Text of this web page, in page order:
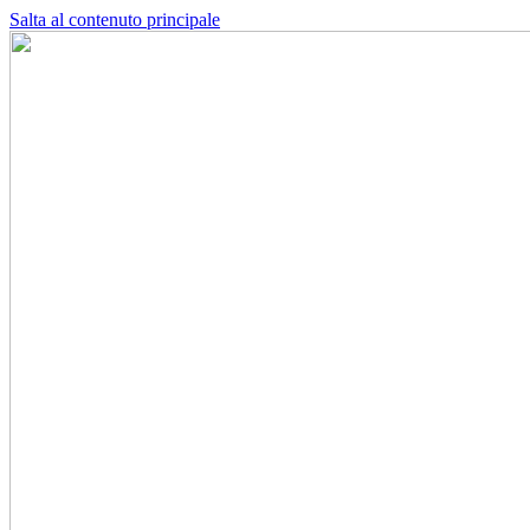
Salta al contenuto principale